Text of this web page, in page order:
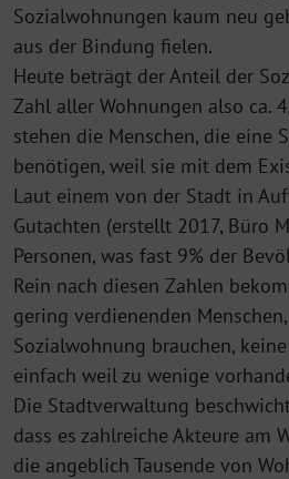
Sozialwohnungen kaum neu
aus der Bindung fielen.
Heute beträgt der Anteil der
Zahl aller Wohnungen also ca.
stehen die Menschen, die eine
benötigen, weil sie mit dem
Laut einem von der Stadt in
Gutachten (erstellt 2017, Büro
Personen, was fast 9% der
Rein nach diesen Zahlen
gering verdienenden
Sozialwohnung brauchen,
einfach weil zu wenige
Die Stadtverwaltung
dass es zahlreiche Akteure am
die angeblich Tausende von